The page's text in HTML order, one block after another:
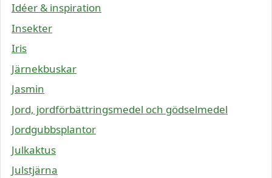
Idéer & inspiration
Insekter
Iris
Järnekbuskar
Jasmin
Jord, jordförbättringsmedel och gödselmedel
Jordgubbsplantor
Julkaktus
Julstjärna